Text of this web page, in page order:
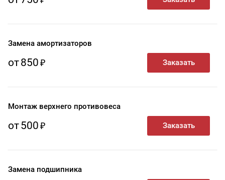
Замена амортизаторов
от850
Монтаж верхнего противовеса
от500
Замена подшипника